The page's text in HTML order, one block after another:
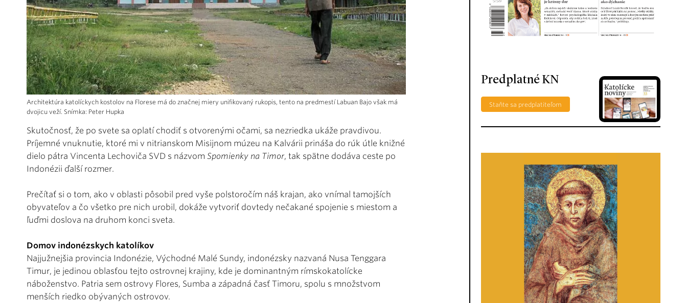
Architektúra katolíckych kostolov na Florese má do značnej miery unifikovaný rukopis, tento na predmestí Labuan Bajo však má
dvojicu veží. Snímka: Peter Hupka
Skutočnosť, že po svete sa oplatí chodiť s otvorenými očami, sa nezriedka ukáže pravdivou.
Príjemné vnuknutie, ktoré mi v nitrianskom Misijnom múzeu na Kalvárii prináša do rúk útle knižné
dielo pátra Vincenta Lechoviča SVD s názvom Spomienky na Timor, tak spätne dodáva ceste po
Indonézii ďalší rozmer.
Prečítať si o tom, ako v oblasti pôsobil pred vyše polstoročím náš krajan, ako vnímal tamojších
obyvateľov a čo všetko pre nich urobil, dokáže vytvoriť dovtedy nečakané spojenie s miestom a
ľuďmi doslova na druhom konci sveta.
Domov indonézskych katolíkov
Najjužnejšia provincia Indonézie, Východné Malé Sundy, indonézsky nazvaná Nusa Tenggara
Timur, je jedinou oblasťou tejto ostrovnej krajiny, kde je dominantným rímskokatolícke
náboženstvo. Patria sem ostrovy Flores, Sumba a západná časť Timoru, spolu s množstvom
menších riedko obývaných ostrovov.
Predplatné KN
Staňte sa predplatiteľom